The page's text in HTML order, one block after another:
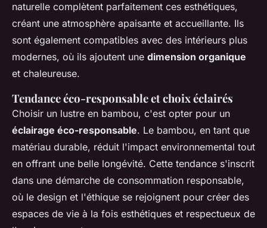
naturelle complètent parfaitement ces esthétiques,
créant une atmosphère apaisante et accueillante. Ils
sont également compatibles avec des intérieurs plus
modernes, où ils ajoutent une dimension organique
et chaleureuse.
Tendance éco-responsable et choix éclairés
Choisir un lustre en bambou, c'est opter pour un
éclairage éco-responsable. Le bambou, en tant que
matériau durable, réduit l'impact environnemental tout
en offrant une belle longévité. Cette tendance s'inscrit
dans une démarche de consommation responsable,
où le design et l'éthique se rejoignent pour créer des
espaces de vie à la fois esthétiques et respectueux de